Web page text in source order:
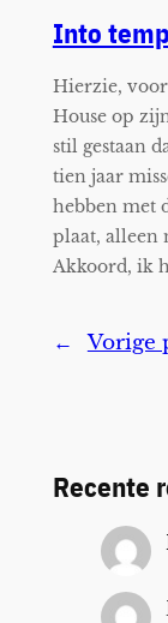
Into
Hierzie, voor
House op
stil gestaan
tien jaar
hebben met
plaat, alleen
Akkoord, ik
← Vorige
Recente